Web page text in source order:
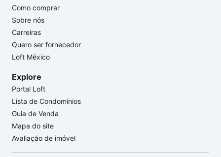
Como comprar
Sobre nós
Carreiras
Quero ser fornecedor
Loft México
Explore
Portal Loft
Lista de Condomínios
Guia de Venda
Mapa do site
Avaliação de imóvel